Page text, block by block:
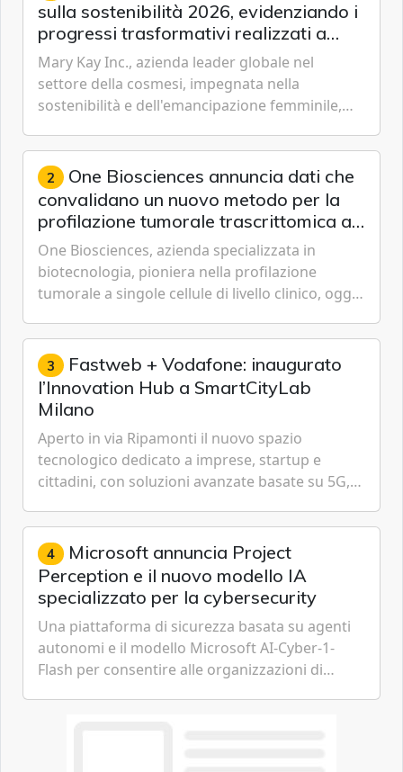
sulla sostenibilità 2026, evidenziando i
progressi trasformativi realizzati a
livello globale nelle sfere sociale,
economica e ambientale
Mary Kay Inc., azienda leader globale nel
settore della cosmesi, impegnata nella
sostenibilità e dell'emancipazione femminile,
sostenibilità 2026, una panora...
2 One Biosciences annuncia dati che
convalidano un nuovo metodo per la
profilazione tumorale trascrittomica a
singole cellule da campioni istologici
One Biosciences, azienda specializzata in
biotecnologia, pioniera nella profilazione
tumorale a singole cellule di livello clinico, oggi
espressione dell'...
3 Fastweb + Vodafone: inaugurato
l’Innovation Hub a SmartCityLab
Milano
Aperto in via Ripamonti il nuovo spazio
tecnologico dedicato a imprese, startup e
cittadini, con soluzioni avanzate basate su 5G,
Cybersecurity.
4 Microsoft annuncia Project
Perception e il nuovo modello IA
specializzato per la cybersecurity
Una piattaforma di sicurezza basata su agenti
autonomi e il modello Microsoft AI-Cyber-1-
Flash per consentire alle organizzazioni di